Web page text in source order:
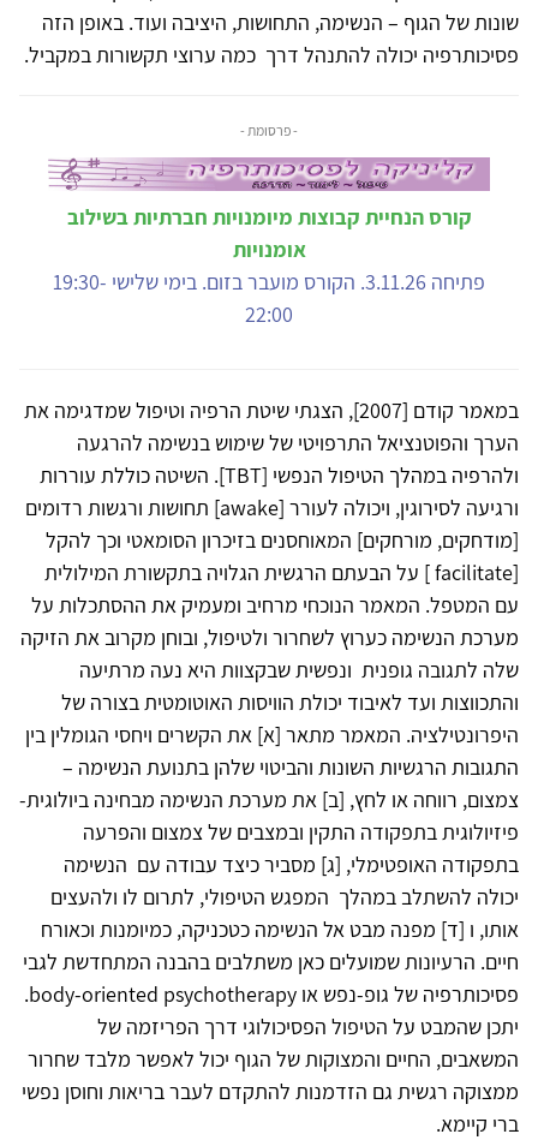
שונות של הגוף – הנשימה, התחושות, היציבה ועוד. באופן הזה
פסיכותרפיה יכולה להתנהל דרך כמה ערוצי תקשורות במקביל.
- פרסומת -
קורס הנחיית קבוצות מיומנויות חברתיות בשילוב
אומנויות
פתיחה 3.11.26. הקורס מועבר בזום. בימי שלישי 19:30-
22:00
במאמר קודם [2007], הצגתי שיטת הרפיה וטיפול שמדגימה את
הערך והפוטנציאל התרפויטי של שימוש בנשימה להרגעה
ולהרפיה במהלך הטיפול הנפשי [TBT]. השיטה כוללת עוררות
ורגיעה לסירוגין, ויכולה לעורר [awake] תחושות ורגשות רדומים
[מודחקים, מורחקים] המאוחסנים בזיכרון הסומאטי וכך להקל
[facilitate ] על הבעתם הרגשית הגלויה בתקשורת המילולית
עם המטפל. המאמר הנוכחי מרחיב ומעמיק את ההסתכלות על
מערכת הנשימה כערוץ לשחרור ולטיפול, ובוחן מקרוב את הזיקה
שלה לתגובה גופנית ונפשית שבקצוות היא נעה מרתיעה
והתכווצות ועד לאיבוד יכולת הוויסות האוטומטית בצורה של
היפרונטילציה. המאמר מתאר [א] את הקשרים ויחסי הגומלין בין
התגובות הרגשיות השונות והביטוי שלהן בתנועת הנשימה –
צמצום, רווחה או לחץ, [ב] את מערכת הנשימה מבחינה ביולוגית-
פיזיולוגית בתפקודה התקין ובמצבים של צמצום והפרעה
בתפקודה האופטימלי, [ג] מסביר כיצד עבודה עם הנשימה
יכולה להשתלב במהלך המפגש הטיפולי, לתרום לו ולהעצים
אותו, ו [ד] מפנה מבט אל הנשימה כטכניקה, כמיומנות וכאורח
חיים. הרעיונות שמועלים כאן משתלבים בהבנה המתחדשת לגבי
פסיכותרפיה של גופ-נפש או body-oriented psychotherapy.
יתכן שהמבט על הטיפול הפסיכולוגי דרך הפריזמה של
המשאבים, החיים והמצוקות של הגוף יכול לאפשר מלבד שחרור
ממצוקה רגשית גם הזדמנות להתקדם לעבר בריאות וחוסן נפשי
ברי קיימא.